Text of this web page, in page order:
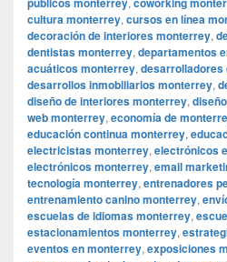
cultura monterrey, cursos en línea
decoración de interiores monterrey,
dentistas monterrey, departamentos
acuáticos monterrey,
desarrollos inmobiliarios monterrey,
diseño de interiores monterrey,
web monterrey, economía de
educación continua monterrey,
electricistas monterrey, electrónicos
electrónicos monterrey, email
tecnología monterrey, entrenadores
entrenamiento canino monterrey,
escuelas de idiomas monterrey,
estacionamientos monterrey,
eventos en monterrey, exposiciones